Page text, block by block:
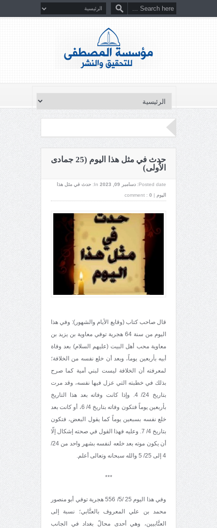
حدث في مثل هذا اليوم (25 جمادى
الاُولى)
Posted date: دسامبر 09, 2023 In:
حدث في مثل هذا
اليوم |
comment : 0
قال صاحب كتاب (وقايع الأيام والشهور): وفي هذا
اليوم من سنة 64 هجرية توفي معاوية بن يزيد بن
معاوية محب أهل البيت (عليهم السلام) بعد وفاة
أبيه بأربعين يوماً، وبعد أن خلع نفسه من الخلافة؛
لمعرفته أن الخلافة ليست لبني أمية كما صرح
بذلك في خطبته التي عزل فيها نفسه، وقد مرت
بتاريخ 24/ 4. وإذا كانت وفاته بعد هذا التاريخ
بأربعين يوماً فتكون وفاته بتاريخ 4/ 6، أو كانت بعد
خلع نفسه بسبعين يوماً كما يقول البعض، فتكون
بتاريخ 4/ 7. وعليه فهذا القول في صحته إشكال إلّا
أن يكون موته بعد خلعه لنفسه بشهر واحد من 24/
4 إلى 25/ 5 والله سبحانه وتعالى أعلم.
***
وفي هذا اليوم 25 /5/ 556 هجرية توفي أبو منصور
محمد بن علي المعروف بالعتَّابي؛ نسبة إلى
العتَّابيين، وهي أحدى محالّ بغداد في الجانب